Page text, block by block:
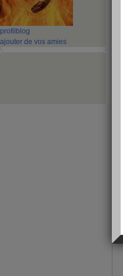
profil blog
ajouter de vos amies